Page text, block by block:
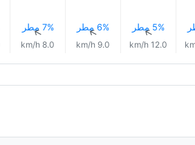
5% مطر↑
12.0 km/h
6% مطر↑
9.0 km/h
7% مطر↑
8.0 km/h